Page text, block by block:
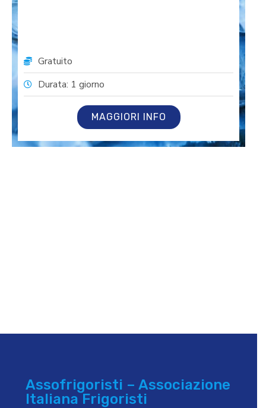
Gratuito
Durata: 1 giorno
MAGGIORI INFO
Assofrigoristi – Associazione
Italiana Frigoristi